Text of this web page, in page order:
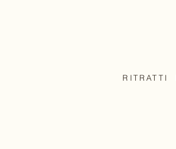
RITRATTI